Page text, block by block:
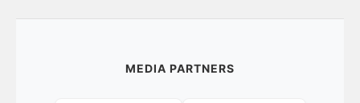
MEDIA PARTNERS